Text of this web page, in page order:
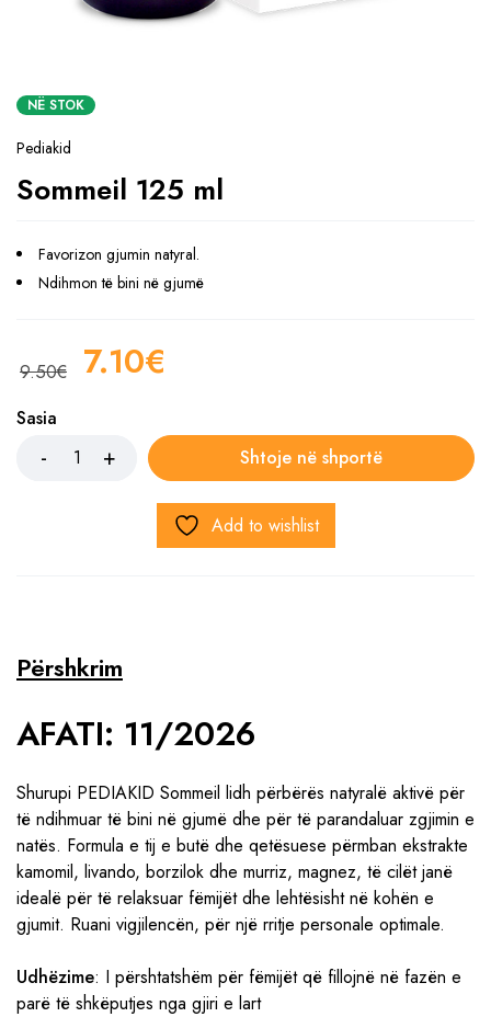
NË STOK
Pediakid
Sommeil 125 ml
Favorizon gjumin natyral.
Ndihmon të bini në gjumë
9.50€ 7.10€
Sasia
Shtoje në shportë
Add to wishlist
Përshkrim
AFATI: 11/2026
Shurupi PEDIAKID Sommeil lidh përbërës natyralë aktivë për
të ndihmuar të bini në gjumë dhe për të parandaluar zgjimin e
natës. Formula e tij e butë dhe qetësuese përmban ekstrakte
kamomil, livando, borzilok dhe murriz, magnez, të cilët janë
idealë për të relaksuar fëmijët dhe lehtësisht në kohën e
gjumit. Ruani vigjilencën, për një rritje personale optimale.
Udhëzime: I përshtatshëm për fëmijët që fillojnë në fazën e
parë të shkëputjes nga gjiri e lart